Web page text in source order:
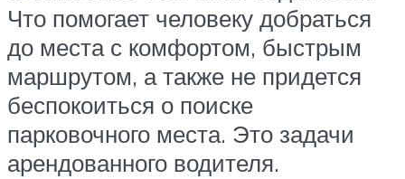
Что помогает человеку добраться
до места с комфортом, быстрым
маршрутом, а также не придется
беспокоиться о поиске
парковочного места. Это задачи
арендованного водителя.